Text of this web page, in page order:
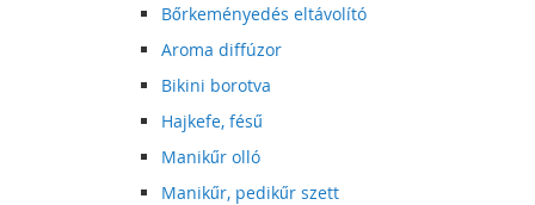
Bőrkeményedés eltávolító
Aroma diffúzor
Bikini borotva
Hajkefe, fésű
Manikűr olló
Manikűr, pedikűr szett